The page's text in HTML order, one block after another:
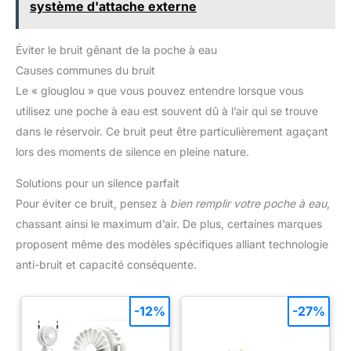
SERVICE DÉDIÉ : soutenue par une entreprise britannique et
pour vous permettre d’acheter en toute confiance
système d'attache externe
Éviter le bruit gênant de la poche à eau
Causes communes du bruit
Le « glouglou » que vous pouvez entendre lorsque vous
utilisez une poche à eau est souvent dû à l’air qui se trouve
dans le réservoir. Ce bruit peut être particulièrement agaçant
lors des moments de silence en pleine nature.
Solutions pour un silence parfait
Pour éviter ce bruit, pensez à bien remplir votre poche à eau,
chassant ainsi le maximum d’air. De plus, certaines marques
proposent même des modèles spécifiques alliant technologie
anti-bruit et capacité conséquente.
-12% -27%